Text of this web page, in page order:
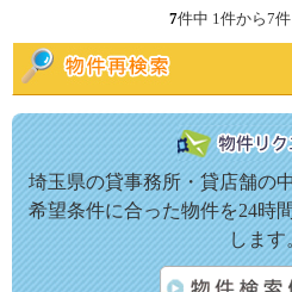
埼玉県の貸事務所・貸店舗の
希望条件に合った物件を24時
します
7件中 1件から7